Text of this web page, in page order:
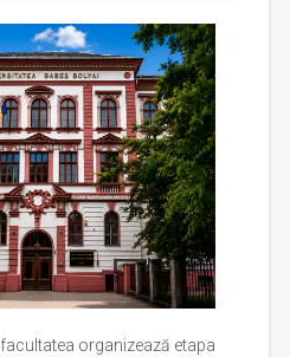
facultatea organizează etapa